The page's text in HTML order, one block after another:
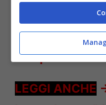
-
confessione
Temptation
LEGGI ANCHE